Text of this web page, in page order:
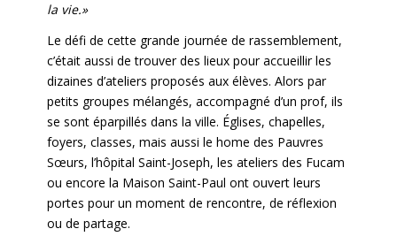
la vie.»
Le défi de cette grande journée de rassemblement,
c’était aussi de trouver des lieux pour accueillir les
dizaines d’ateliers proposés aux élèves. Alors par
petits groupes mélangés, accompagné d’un prof, ils
se sont éparpillés dans la ville. Églises, chapelles,
foyers, classes, mais aussi le home des Pauvres
Sœurs, l’hôpital Saint-Joseph, les ateliers des Fucam
ou encore la Maison Saint-Paul ont ouvert leurs
portes pour un moment de rencontre, de réflexion
ou de partage.